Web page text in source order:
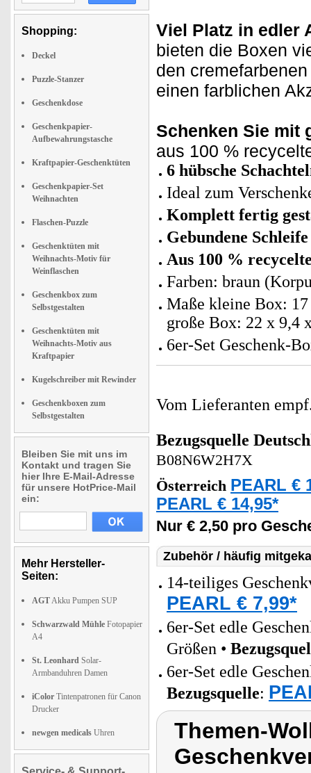
Shopping:
Deckel
Puzzle-Stanzer
Geschenkdose
Geschenkpapier-
Aufbewahrungstasche
Kraftpapier-Geschenktüten
Geschenkpapier-Set
Weihnachten
Flaschen-Puzzle
Geschenktüten mit
Weihnachts-Motiv für
Weinflaschen
Geschenkbox zum
Selbstgestalten
Geschenktüten mit
Weihnachts-Motiv aus
Kraftpapier
Kugelschreiber mit Rewinder
Geschenkboxen zum
Selbstgestalten
Bleiben Sie mit uns im
Kontakt und tragen Sie
hier Ihre E-Mail-Adresse
für unsere HotPrice-Mail
ein:
Mehr Hersteller-
Seiten:
AGTAkku Pumpen SUP
Schwarzwald Mühle Fotopapier
A4
St. Leonhard Solar-
Armbanduhren Damen
iColor Tintenpatronen für Canon
Drucker
newgen medicals Uhren
Viel Platz in edler
bieten die Boxen
den
einen farblichen
Schenken Sie mit
aus 100 %
6 hübsche
Ideal zum
Komplett fertig
Gebundene
Aus 100 %
Farben: braun
Maße kleine Box:
große Box: 22 x 9,4
6er-Set Geschenk-
Vom Lieferanten
Bezugsquelle
B08N6W2H7X
Österreich PEARL €
PEARL € 14,95*
Nur € 2,50 pro
Zubehör / häufig
14-teiliges
PEARL € 7,99*
6er-Set edle
Größen •
6er-Set edle
Bezugsquelle:
Themen-